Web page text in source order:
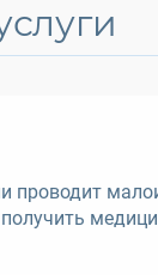
проводит